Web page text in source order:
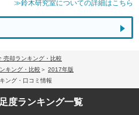
≫鈴木研究室についての詳細はこちら
売却ランキング・比較
キング・比較
2017年版
ング・口コミ情報
度ランキング一覧